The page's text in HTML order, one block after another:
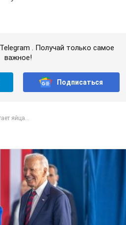
. Получай только самое
важное!
Подписаться
яйца...